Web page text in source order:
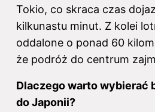
Tokio, co skraca czas
kilkunastu minut. Z kolei
oddalone o ponad 60
że podróż do centrum
Dlaczego warto wybierać
do Japonii?